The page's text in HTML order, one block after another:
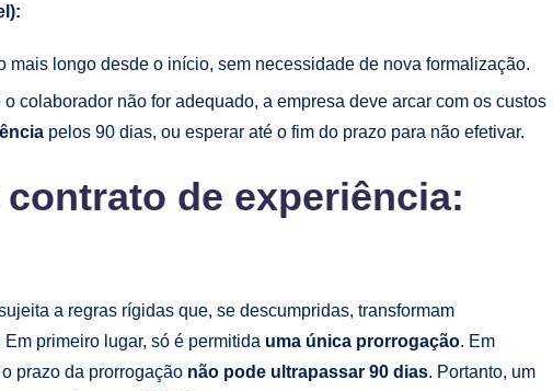
mais longo desde o início, sem necessidade de nova formalização.
o colaborador não for adequado, a empresa deve arcar com os custos
pelos 90 dias, ou esperar até o fim do prazo para não efetivar.
de experiência:
a regras rígidas que, se descumpridas, transformam
primeiro lugar, só é permitida uma única prorrogação. Em
prazo da prorrogação não pode ultrapassar 90 dias. Portanto, um